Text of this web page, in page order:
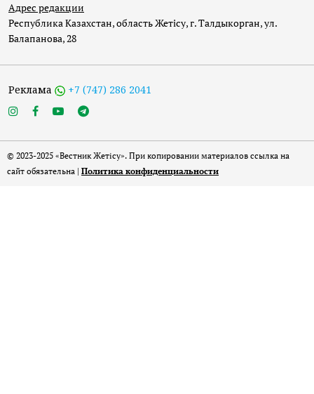
Адрес редакции
Республика Казахстан, область Жетісу, г. Талдыкорган, ул.
Балапанова, 28
Реклама +7 (747) 286 2041
© 2023-2025 «Вестник Жетісу». При копировании материалов ссылка на
сайт обязательна | Политика конфиденциальности